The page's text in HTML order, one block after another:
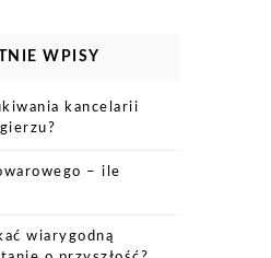
WPISY
kancelarii
– ile
wiarygodną